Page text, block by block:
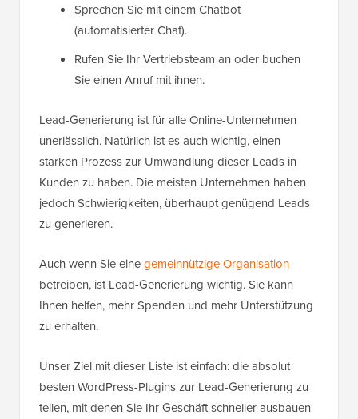
Sprechen Sie mit einem Chatbot
(automatisierter Chat).
Rufen Sie Ihr Vertriebsteam an oder buchen
Sie einen Anruf mit ihnen.
Lead-Generierung ist für alle Online-Unternehmen
unerlässlich. Natürlich ist es auch wichtig, einen
starken Prozess zur Umwandlung dieser Leads in
Kunden zu haben. Die meisten Unternehmen haben
jedoch Schwierigkeiten, überhaupt genügend Leads
zu generieren.
Auch wenn Sie einegemeinnützige Organisation
betreiben, ist Lead-Generierung wichtig. Sie kann
Ihnen helfen, mehr Spenden und mehr Unterstützung
zu erhalten.
Unser Ziel mit dieser Liste ist einfach: die absolut
besten WordPress-Plugins zur Lead-Generierung zu
teilen, mit denen Sie Ihr Geschäft schneller ausbauen